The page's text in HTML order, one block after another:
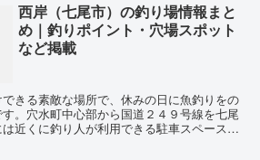
西岸（七尾市）の釣り場情報まと
め｜釣りポイント・穴場スポット
など掲載
きる素敵な場所で、休みの日に魚釣りをの
。穴水町中心部から国道２４９号線を七尾
近くに釣り人が利用できる駐車スペースも